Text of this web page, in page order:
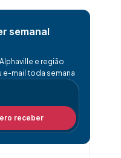
semanal
e região
e-mail toda semana
receber